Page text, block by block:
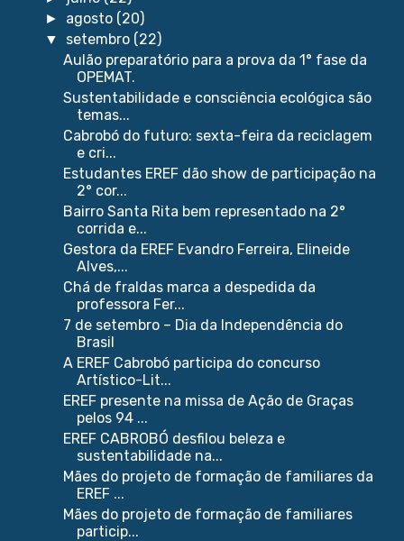
► agosto (20)
▼ setembro (22)
Aulão preparatório para a prova da 1° fase da
OPEMAT.
Sustentabilidade e consciência ecológica são
temas...
Cabrobó do futuro: sexta-feira da reciclagem
e cri...
Estudantes EREF dão show de participação na
2° cor...
Bairro Santa Rita bem representado na 2°
corrida e...
Gestora da EREF Evandro Ferreira, Elineide
Alves,...
Chá de fraldas marca a despedida da
professora Fer...
7 de setembro – Dia da Independência do
Brasil
A EREF Cabrobó participa do concurso
Artístico-Lit...
EREF presente na missa de Ação de Graças
pelos 94 ...
EREF CABROBÓ desfilou beleza e
sustentabilidade na...
Mães do projeto de formação de familiares da
EREF ...
Mães do projeto de formação de familiares
particip...